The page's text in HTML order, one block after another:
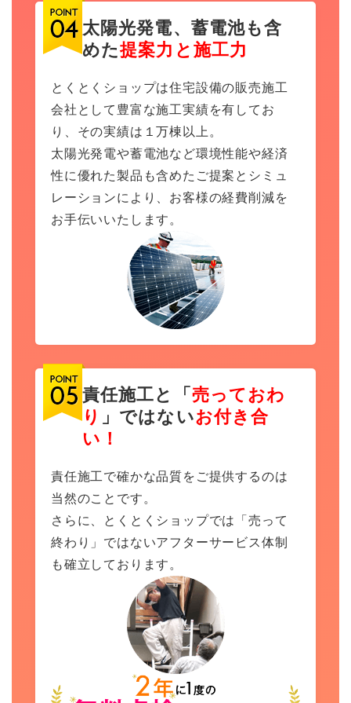
太陽光発電、蓄電池も含
めた提案力と施工力
とくとくショップは住宅設備の販売施工
会社として豊富な施工実績を有してお
り、その実績は１万棟以上。
太陽光発電や蓄電池など環境性能や経済
性に優れた製品も含めたご提案とシミュ
レーションにより、お客様の経費削減を
お手伝いいたします。
責任施工と「 売っておわ
り 」ではないお付き合
い！
責任施工で確かな品質をご提供するのは
当然のことです。
さらに、とくとくショップでは「売って
終わり」ではないアフターサービス体制
も確立しております。